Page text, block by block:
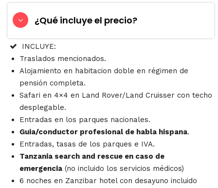
¿Qué incluye el precio?
INCLUYE:
Traslados mencionados.
Alojamiento en habitacion doble en régimen de
pensión completa.
Safari en 4×4 en Land Rover/Land Cruisser con techo
desplegable.
Entradas en los parques nacionales.
Guia/conductor profesional de habla hispana.
Entradas, tasas de los parques e IVA.
Tanzania search and rescue en caso de
emergencia (no incluido los servicios médicos)
6 noches en Zanzibar hotel con desayuno incluido